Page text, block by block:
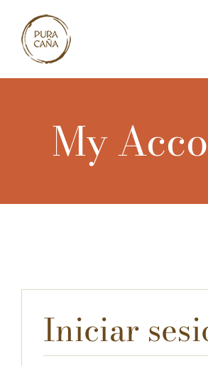
content
My
Iniciar